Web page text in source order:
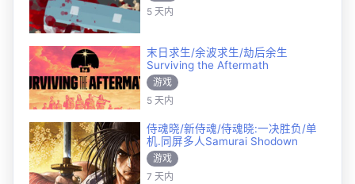
5 天内
末日求生/余波求生/劫后余生
Surviving the Aftermath
游戏
5 天内
侍魂晓/新侍魂/侍魂晓:一决胜负/单
机.同屏多人Samurai Shodown
游戏
7 天内